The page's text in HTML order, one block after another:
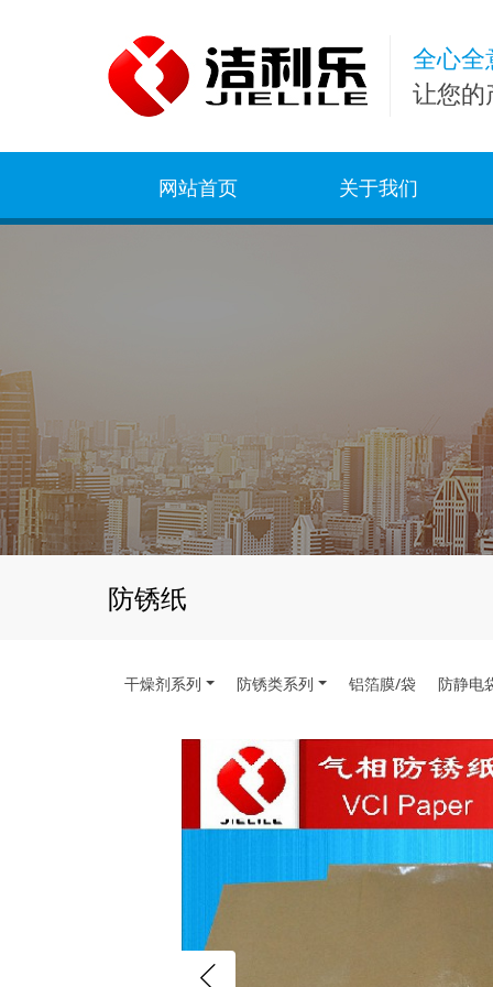
全心全
让您的
网站首页 关于我们
防锈纸
干燥剂系列 防锈类系列 铝箔膜/袋 防静电